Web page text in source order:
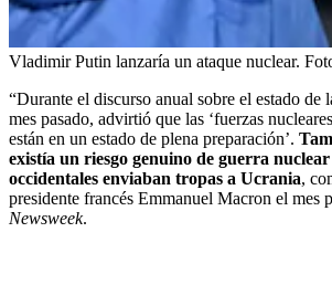
Vladimir Putin lanzaría un ataque nuclear.
“Durante el discurso anual sobre el estado de
mes pasado, advirtió que las ‘fuerzas
están en un estado de plena preparación’.
existía un riesgo genuino de guerra nuclear
occidentales enviaban tropas a Ucrania,
presidente francés Emmanuel Macron el mes
Newsweek.